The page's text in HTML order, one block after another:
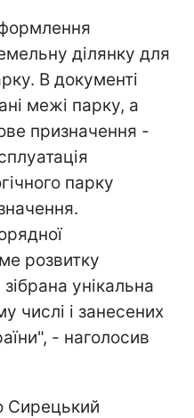
ділянку для
В документі
межі парку, а
призначення -
парку
розвитку
унікальна
числі і занесених
- наголосив
Сирецький